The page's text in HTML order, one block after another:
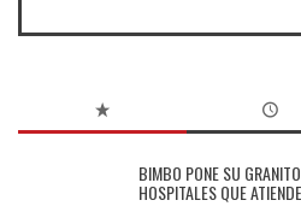
BIMBO PONE SU
HOSPITALES QUE